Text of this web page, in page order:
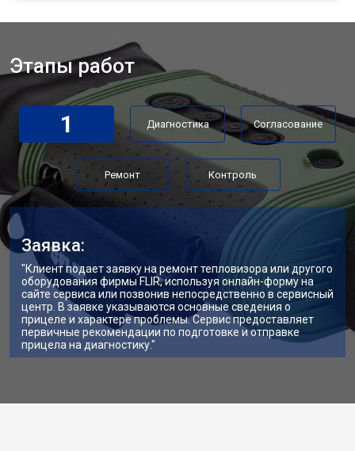
Этапы работ
1 Диагностика Согласование
Ремонт Контроль
Заявка:
"Клиент подает заявку на ремонт тепловизора или другого
оборудования фирмы FLIR, используя онлайн-форму на
сайте сервиса или позвонив непосредственно в сервисный
центр. В заявке указываются основные сведения о
прицеле и характере проблемы. Сервис предоставляет
первичные рекомендации по подготовке и отправке
прицела на диагностику."